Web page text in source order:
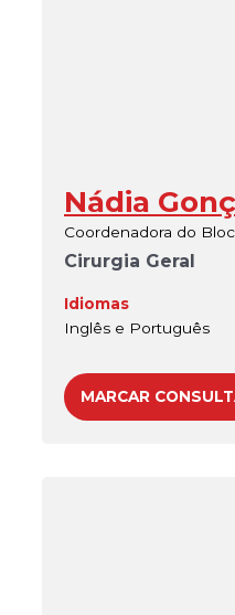
Nádia
Coordenadora do
Cirurgia Geral
Idiomas
Inglês e Português
MARCAR